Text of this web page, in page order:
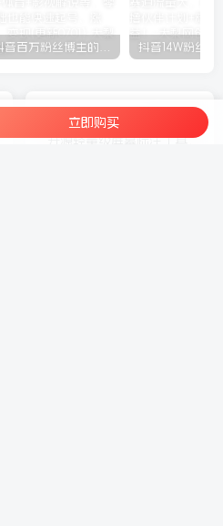
开源轻量级屏幕标注工具，
立即购买